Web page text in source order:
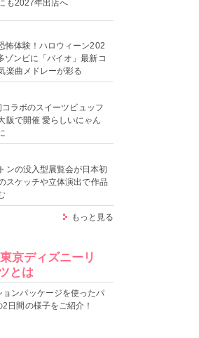
も2027年出店へ
怖体験！ハロウィーン202
ゾンビに「バイオ」最新コ
楽曲メドレーが彩る
ラボのスイーツビュッフ
阪で開催 愛らしいにゃん
ンの没入型展覧会が日本初
スケッチや立体演出で作品
もっと見る
京ディズニーリ
とは
ョンパッケージを使ったパ
2日間の様子をご紹介！